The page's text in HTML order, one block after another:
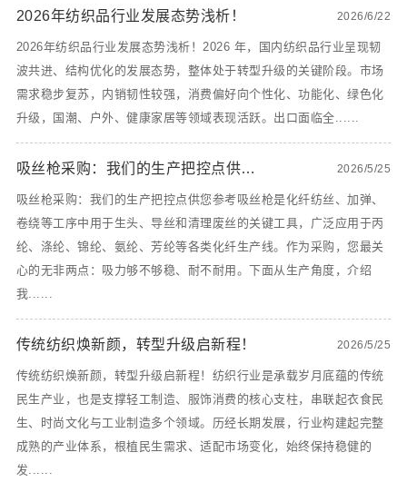
2026年纺织品行业发展态势浅析！ 2026/6/22
2026年纺织品行业发展态势浅析！2026 年，国内纺织品行业呈现韧
波共进、结构优化的发展态势，整体处于转型升级的关键阶段。市场
需求稳步复苏，内销韧性较强，消费偏好向个性化、功能化、绿色化
升级，国潮、户外、健康家居等领域表现活跃。出口面临全......
吸丝枪采购：我们的生产把控点供您参考 2026/5/25
吸丝枪采购：我们的生产把控点供您参考吸丝枪是化纤纺丝、加弹、
卷绕等工序中用于生头、导丝和清理废丝的关键工具，广泛应用于丙
纶、涤纶、锦纶、氨纶、芳纶等各类化纤生产线。作为采购，您最关
心的无非两点：吸力够不够稳、耐不耐用。下面从生产角度，介绍
我......
传统纺织焕新颜，转型升级启新程！ 2026/5/25
传统纺织焕新颜，转型升级启新程！纺织行业是承载岁月底蕴的传统
民生产业，也是支撑轻工制造、服饰消费的核心支柱，串联起衣食民
生、时尚文化与工业制造多个领域。历经长期发展，行业构建起完整
成熟的产业体系，根植民生需求、适配市场变化，始终保持稳健的
发......